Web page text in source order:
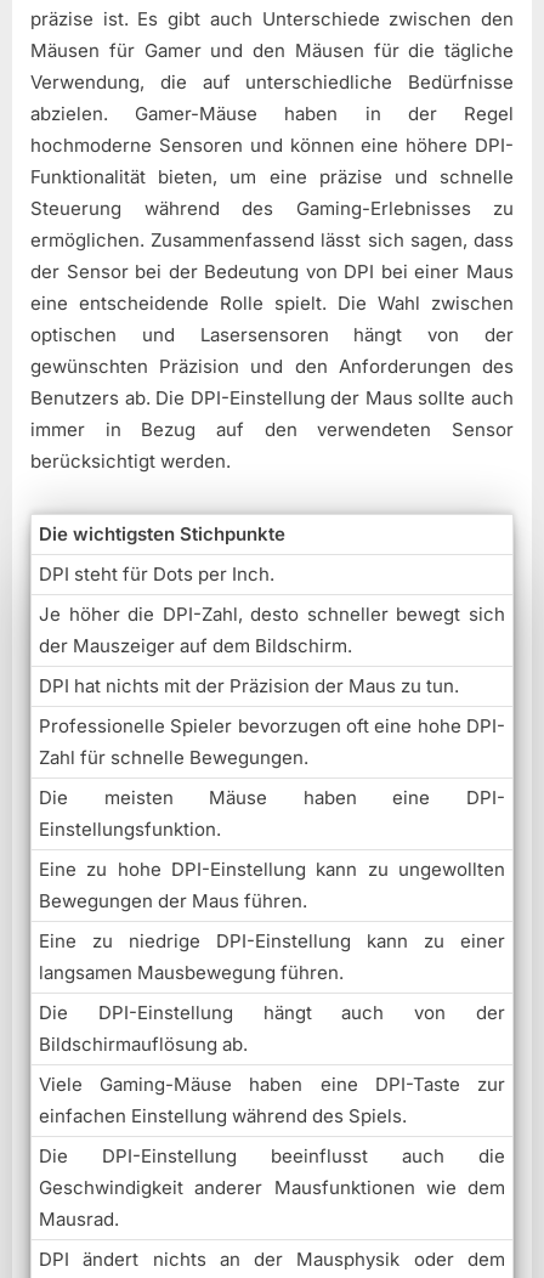
präzise ist. Es gibt auch Unterschiede zwischen den
Mäusen für Gamer und den Mäusen für die tägliche
Verwendung, die auf unterschiedliche Bedürfnisse
abzielen. Gamer-Mäuse haben in der Regel
hochmoderne Sensoren und können eine höhere DPI-
Funktionalität bieten, um eine präzise und schnelle
Steuerung während des Gaming-Erlebnisses zu
ermöglichen. Zusammenfassend lässt sich sagen, dass
der Sensor bei der Bedeutung von DPI bei einer Maus
eine entscheidende Rolle spielt. Die Wahl zwischen
optischen und Lasersensoren hängt von der
gewünschten Präzision und den Anforderungen des
Benutzers ab. Die DPI-Einstellung der Maus sollte auch
immer in Bezug auf den verwendeten Sensor
berücksichtigt werden.
Die wichtigsten Stichpunkte
DPI steht für Dots per Inch.
Je höher die DPI-Zahl, desto schneller bewegt sich
der Mauszeiger auf dem Bildschirm.
DPI hat nichts mit der Präzision der Maus zu tun.
Professionelle Spieler bevorzugen oft eine hohe DPI-
Zahl für schnelle Bewegungen.
Die meisten Mäuse haben eine DPI-
Einstellungsfunktion.
Eine zu hohe DPI-Einstellung kann zu ungewollten
Bewegungen der Maus führen.
Eine zu niedrige DPI-Einstellung kann zu einer
langsamen Mausbewegung führen.
Die DPI-Einstellung hängt auch von der
Bildschirmauflösung ab.
Viele Gaming-Mäuse haben eine DPI-Taste zur
einfachen Einstellung während des Spiels.
Die DPI-Einstellung beeinflusst auch die
Geschwindigkeit anderer Mausfunktionen wie dem
Mausrad.
DPI ändert nichts an der Mausphysik oder dem